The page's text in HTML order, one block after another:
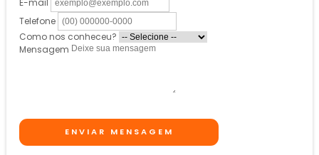
E-mail
Telefone
Como nos conheceu?
Mensagem
ENVIAR MENSAGEM